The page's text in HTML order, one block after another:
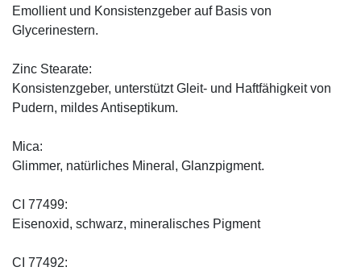
Emollient und Konsistenzgeber auf Basis von
Glycerinestern.
Zinc Stearate:
Konsistenzgeber, unterstützt Gleit- und Haftfähigkeit von
Pudern, mildes Antiseptikum.
Mica:
Glimmer, natürliches Mineral, Glanzpigment.
CI 77499:
Eisenoxid, schwarz, mineralisches Pigment
CI 77492: